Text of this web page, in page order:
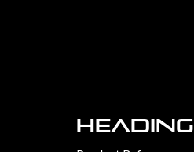
Heading